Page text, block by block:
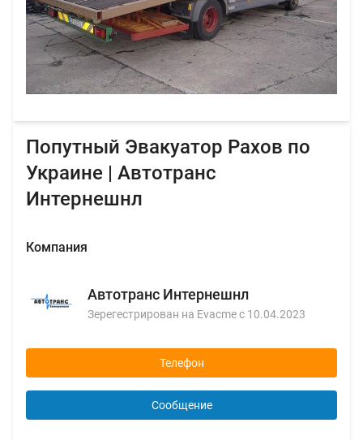
Попутный Эвакуатор Рахов по
Украине | Автотранс
Интернешнл
Компания
Автотранс Интернешнл
Зерегестрирован на Evacme с 10.04.2023
Телефон
Сообщение